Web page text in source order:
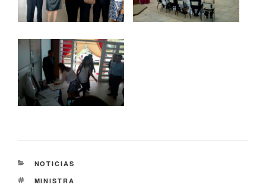
NOTICIAS
MINISTRA